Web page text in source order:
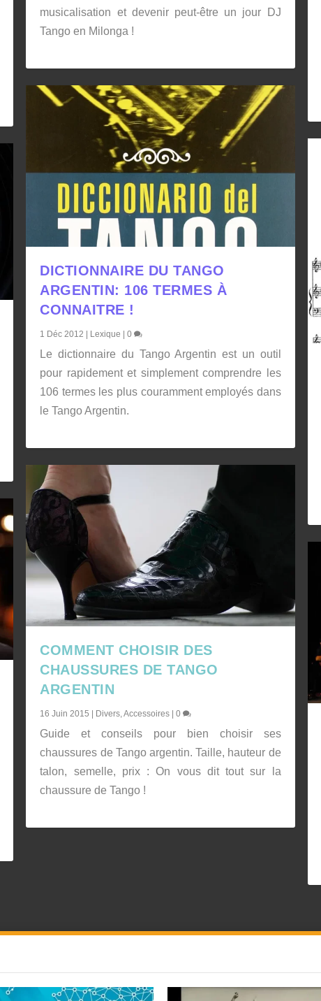
musicalisation et devenir peut-être un jour DJ
Tango en Milonga !
DICTIONNAIRE DU TANGO
ARGENTIN: 106 TERMES À
CONNAITRE !
1 Déc 2012 Lexique |0
Le dictionnaire du Tango Argentin est un outil
pour rapidement et simplement comprendre les
106 termes les plus couramment employés dans
le Tango Argentin.
COMMENT CHOISIR DES
CHAUSSURES DE TANGO
ARGENTIN
16 Juin 2015 | Divers,Accessoires |0
Guide et conseils pour bien choisir ses
chaussures de Tango argentin. Taille, hauteur de
talon, semelle, prix : On vous dit tout sur la
chaussure de Tango !